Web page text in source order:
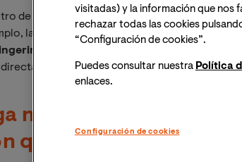
de las llamadas tecnologías ómicas (término
la genómica y la metabolómica), la
habitualmente afecta a nuestros
con la reacción del cuerpo frente a
nuestra guía
que marcarán los
visitadas) y la información que nos
rechazar todas las cookies
“Configuración de cookies”.
Puedes consultar nuestra Política
enlaces.
Configuración de cookies